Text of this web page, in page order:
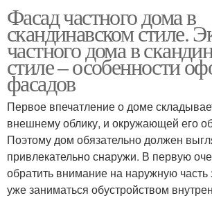
Фасад частного дома в
скандинавском стиле.
частного дома в
стиле – особенности
фасадов
Первое впечатление о доме
внешнему облику, и окружающей его
Поэтому дом обязательно должен
привлекательно снаружи. В первую
обратить внимание на наружную часть
уже заниматься обустройством